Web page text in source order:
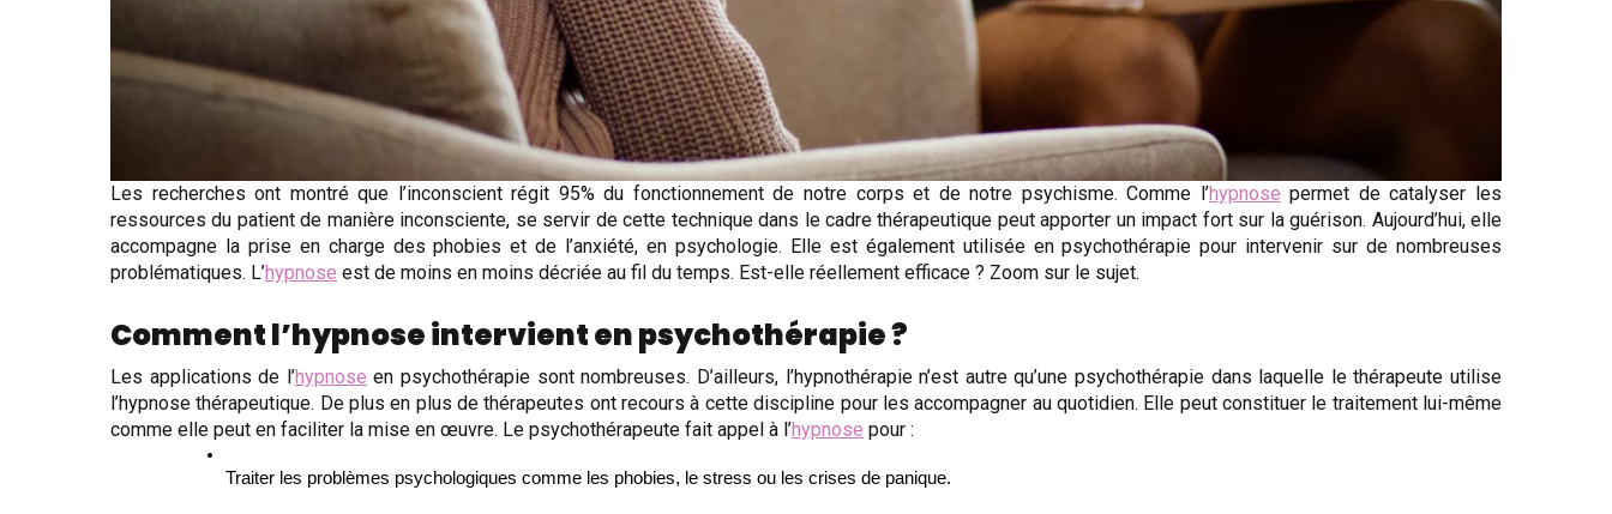
Les recherches ont montré que l’inconscient régit 95% du fonctionnement de notre corps et de notre psychisme. Comme l’hypnose permet de catalyser les
ressources du patient de manière inconsciente, se servir de cette technique dans le cadre thérapeutique peut apporter un impact fort sur la guérison. Aujourd’hui, elle
accompagne la prise en charge des phobies et de l’anxiété, en psychologie. Elle est également utilisée en psychothérapie pour intervenir sur de nombreuses
problématiques. L’hypnose est de moins en moins décriée au fil du temps. Est-elle réellement efficace ? Zoom sur le sujet.
Comment l’hypnose intervient en psychothérapie ?
Les applications de l’hypnose en psychothérapie sont nombreuses. D’ailleurs, l’hypnothérapie n’est autre qu’une psychothérapie dans laquelle le thérapeute utilise
l’hypnose thérapeutique. De plus en plus de thérapeutes ont recours à cette discipline pour les accompagner au quotidien. Elle peut constituer le traitement lui-même
comme elle peut en faciliter la mise en œuvre. Le psychothérapeute fait appel à l’hypnose pour :
Traiter les problèmes psychologiques comme les phobies, le stress ou les crises de panique.